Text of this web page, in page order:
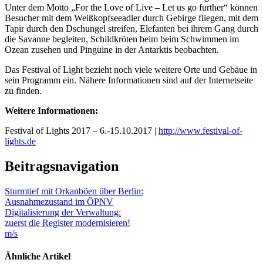
Unter dem Motto „For the Love of Live – Let us go further“ können
Besucher mit dem Weißkopfseeadler durch Gebirge fliegen, mit dem
Tapir durch den Dschungel streifen, Elefanten bei ihrem Gang durch
die Savanne begleiten, Schildkröten beim beim Schwimmen im
Ozean zusehen und Pinguine in der Antarktis beobachten.
Das Festival of Light bezieht noch viele weitere Orte und Gebäue in
sein Programm ein. Nähere Informationen sind auf der Internetseite
zu finden.
Weitere Informationen:
Festival of Lights 2017 – 6.-15.10.2017 | http://www.festival-of-
lights.de
Beitragsnavigation
Sturmtief mit Orkanböen über Berlin:
Ausnahmezustand im ÖPNV
Digitalisierung der Verwaltung:
zuerst die Register modernisieren!
m/s
Ähnliche Artikel